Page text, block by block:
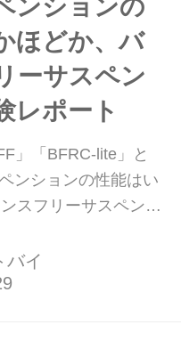
ンションの
ほどか、バ
ーサスペン
レポート
」「BFRC-lite」と
ンションの性能はい
スフリーサスペンシ
バイク乗りなら一度
あるだろう。世界の
バイ